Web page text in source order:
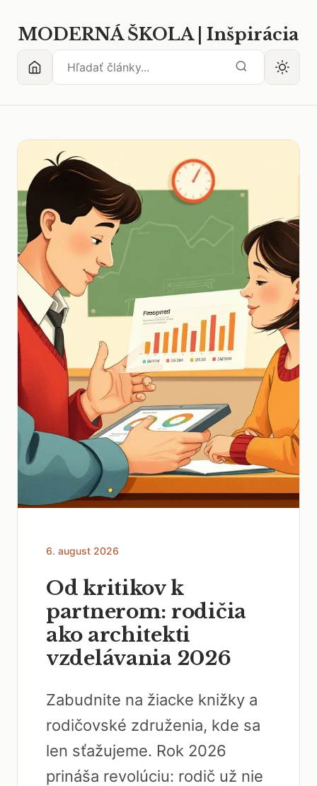
MODERNÁ ŠKOLA | Inšpirácia
6. august 2026
Od kritikov k
partnerom: rodičia
ako architekti
vzdelávania 2026
Zabudnite na žiacke knižky a
rodičovské združenia, kde sa
len sťažujeme. Rok 2026
prináša revolúciu: rodič už nie